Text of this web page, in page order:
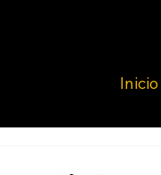
Inicio